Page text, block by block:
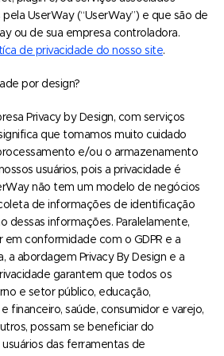
UserWay (“UserWay”) e que são de
ou de sua empresa controladora.
de privacidade do nosso site.
por design?
Privacy by Design, com serviços
que tomamos muito cuidado
e/ou o armazenamento
usuários, pois a privacidade é
não tem um modelo de negócios
de informações de identificação
dessas informações. Paralelamente,
conformidade com o GDPR e a
a abordagem Privacy By Design e a
garantem que todos os
e setor público, educação,
financeiro, saúde, consumidor e varejo,
possam se beneficiar do
das ferramentas de